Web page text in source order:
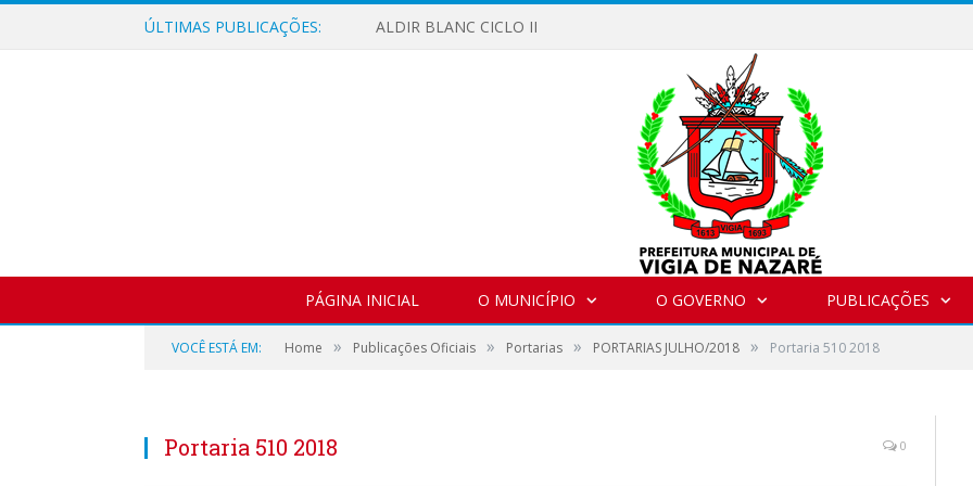
ÚLTIMAS PUBLICAÇÕES: ALDIR BLANC CICLO II
PÁGINA INICIAL O MUNICÍPIO O GOVERNO PUBLICAÇÕES
VOCÊ ESTÁ EM: Home » Publicações Oficiais » Portarias » PORTARIAS JULHO/2018 » Portaria 510 2018
Portaria 510 2018 0